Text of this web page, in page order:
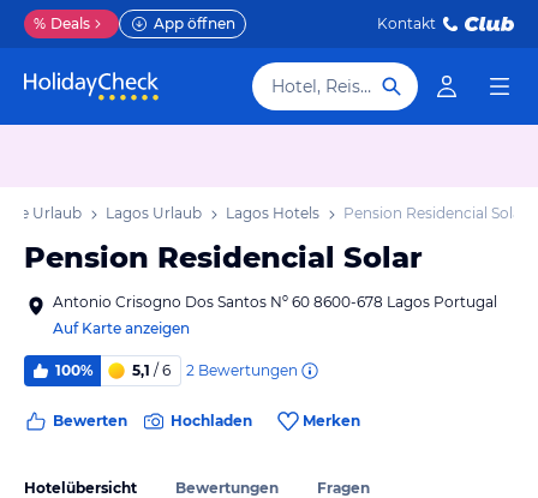
% Deals App öffnen Kontakt
Hotel, Reiseziel
Urlaub Lagos Urlaub Lagos Hotels Pension Residencial Solar
Pension Residencial Solar
Antonio Crisogno Dos Santos Nº 60 8600-678 Lagos Portugal
Auf Karte anzeigen
100% 5,1 / 6 2 Bewertungen
Bewerten Hochladen Merken
Hotelübersicht Bewertungen Fragen